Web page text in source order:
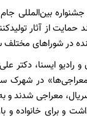
بین‌المللی
حمایت از آثار
در شوراهای مختلف
ایسنا، دکتر
«معراجی‌ها» در
معراجی شدند و
و برای خانواده و